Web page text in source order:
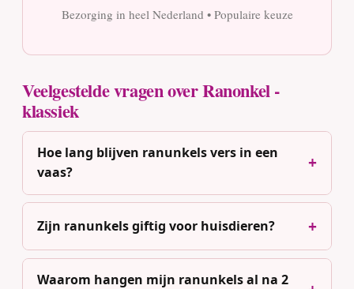
Bezorging in heel Nederland • Populaire keuze
Veelgestelde vragen over Ranonkel -
klassiek
Hoe lang blijven ranunkels vers in een
vaas?
Zijn ranunkels giftig voor huisdieren?
Waarom hangen mijn ranunkels al na 2